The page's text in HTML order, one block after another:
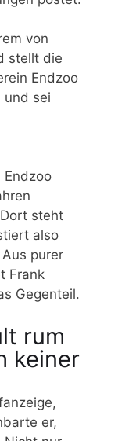
von
stellt die
Endzoo
und sei
Endzoo
steht
also
purer
Frank
Gegenteil.
rum
keiner
er,